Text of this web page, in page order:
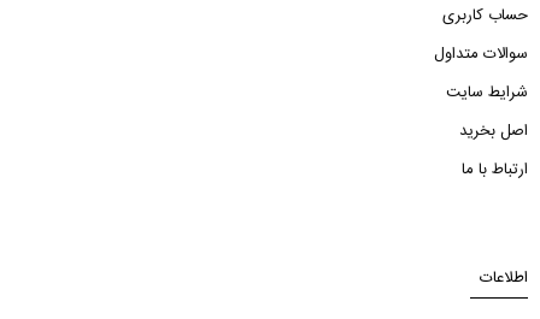
حساب کاربری
سوالات متداول
شرایط سایت
اصل بخرید
ارتباط با ما
اطلاعات